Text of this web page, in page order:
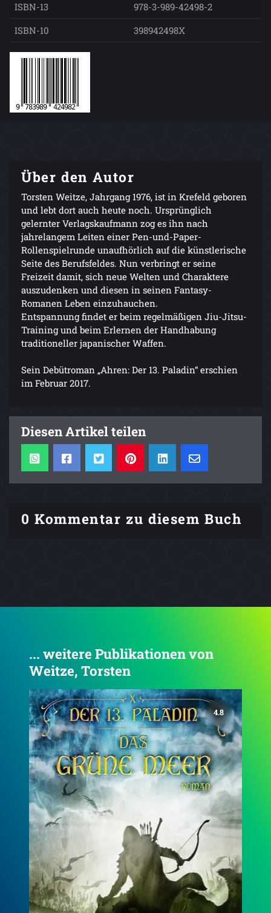
ISBN-13
978-3-989-42498-2
ISBN-10
398942498X
Über den Autor
Torsten Weitze, Jahrgang 1976, ist in Krefeld geboren
und lebt dort auch heute noch. Ursprünglich
gelernter Verlagskaufmann zog es ihn nach
jahrelangem Leiten einer Pen-und-Paper-
Rollenspielrunde unaufhörlich auf die künstlerische
Seite des Berufsfeldes. Nun verbringt er seine
Freizeit damit, sich neue Welten und Charaktere
auszudenken und diesen in seinen Fantasy-
Romanen Leben einzuhauchen.
Entspannung findet er beim regelmäßigen Jiu-Jitsu-
Training und beim Erlernen der Handhabung
traditioneller japanischer Waffen.
Sein Debütroman „Ahren: Der 13. Paladin“ erschien
im Februar 2017.
Diesen Artikel teilen
0 Kommentar zu diesem Buch
... weitere Publikationen von
Weitze, Torsten
4.8